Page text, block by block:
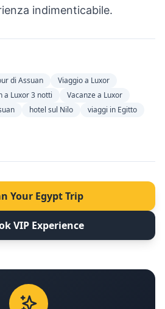
indimenticabile.
di Assuan
Viaggio a Luxor
a Luxor 3 notti
Vacanze a Luxor
hotel sul Nilo
viaggi in Egitto
Your Egypt Trip
VIP Experience